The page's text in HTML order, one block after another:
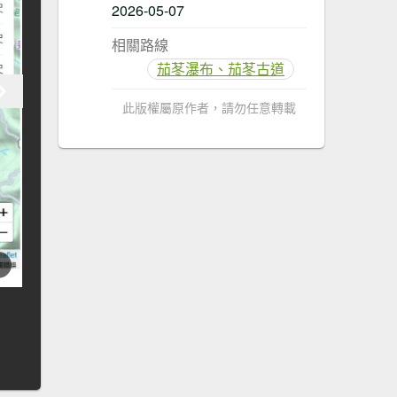
2026-05-07
相關路線
茄苳瀑布、茄苳古道
此版權屬原作者，請勿任意轉載